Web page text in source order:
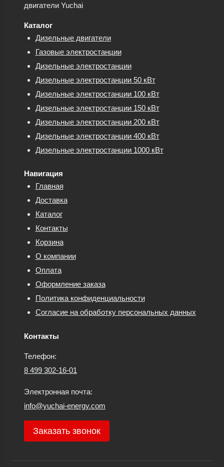
двигатели Yuchai
Каталог
Дизельные двигатели
Газовые электростанции
Дизельные электростанции
Дизельные электростанции 50 кВт
Дизельные электростанции 100 кВт
Дизельные электростанции 150 кВт
Дизельные электростанции 200 кВт
Дизельные электростанции 400 кВт
Дизельные электростанции 1000 кВт
Навигация
Главная
Доставка
Каталог
Контакты
Корзина
О компании
Оплата
Оформление заказа
Политика конфиденциальности
Согласие на обработку персональных данных
Контакты
Телефон:
8 499 302-16-01
Электронная почта:
info@yuchai-energy.com
Заказать звонок